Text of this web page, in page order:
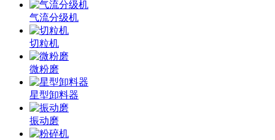
气流分级机
切粒机
微粉磨
星型卸料器
振动磨